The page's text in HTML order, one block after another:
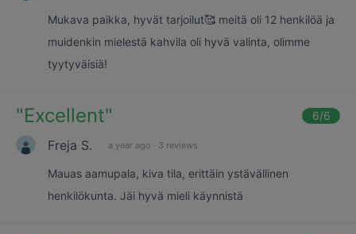
Mukava paikka, hyvät tarjoilut🥰 meitä oli 12 henkilöä ja
muidenkin mielestä kahvila oli hyvä valinta, olimme
tyytyväisiä!
"Excellent" 6/6
Freja S. a year ago · 3 reviews
Mauas aamupala, kiva tila, erittäin ystävällinen
henkilökunta. Jäi hyvä mieli käynnistä